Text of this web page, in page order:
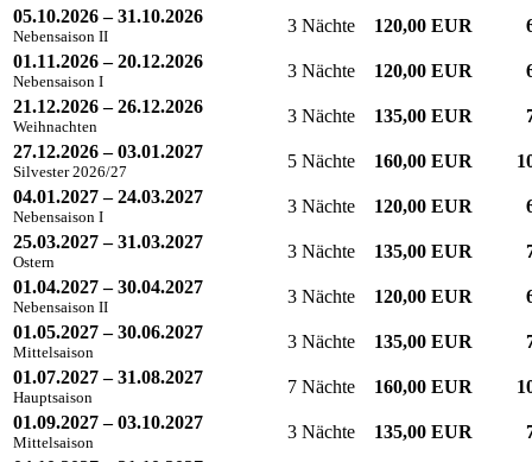
05.10.2026 – 31.10.2026
Nebensaison II
3 Nächte 120,00 EUR
01.11.2026 – 20.12.2026
Nebensaison I
3 Nächte 120,00 EUR
21.12.2026 – 26.12.2026
Weihnachten
3 Nächte 135,00 EUR
27.12.2026 – 03.01.2027
Silvester 2026/27
5 Nächte 160,00 EUR
04.01.2027 – 24.03.2027
Nebensaison I
3 Nächte 120,00 EUR
25.03.2027 – 31.03.2027
Ostern
3 Nächte 135,00 EUR
01.04.2027 – 30.04.2027
Nebensaison II
3 Nächte 120,00 EUR
01.05.2027 – 30.06.2027
Mittelsaison
3 Nächte 135,00 EUR
01.07.2027 – 31.08.2027
Hauptsaison
7 Nächte 160,00 EUR
01.09.2027 – 03.10.2027
Mittelsaison
3 Nächte 135,00 EUR